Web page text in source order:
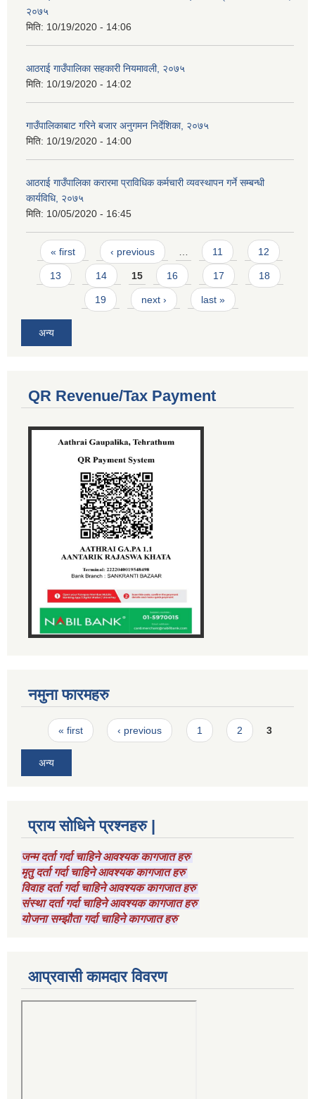
२०७५
मिति: 10/19/2020 - 14:06
आठराई गाउँपालिका सहकारी नियमावली, २०७५
मिति: 10/19/2020 - 14:02
गाउँपालिकाबाट गरिने बजार अनुगमन निर्देशिका, २०७५
मिति: 10/19/2020 - 14:00
आठराई गाउँपालिका करारमा प्राविधिक कर्मचारी व्यवस्थापन गर्ने सम्बन्धी
कार्यविधि, २०७५
मिति: 10/05/2020 - 16:45
Pages
« first ‹ previous … 11 12
13 14 15 16 17 18
19 next › last »
अन्य
QR Revenue/Tax Payment
नमुना फारमहरु
Pages
« first ‹ previous 1 2 3
अन्य
प्राय सोधिने प्रश्नहरु |
जन्म दर्ता गर्दा चाहिने आवश्यक कागजात हरु
मृतु दर्ता गर्दा चाहिने आवश्यक कागजात हरु
विवाह दर्ता गर्दा चाहिने आवश्यक कागजात हरु
संस्था दर्ता गर्दा चाहिने आवश्यक कागजात हरु
योजना सम्झौता गर्दा चाहिने कागजात हरु
आप्रवासी कामदार विवरण